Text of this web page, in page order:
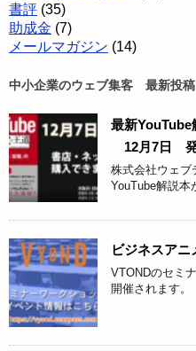
書評 (35)
助成金 (7)
メールマガジン (14)
中小企業のウェブ集客 最新投稿
最新
12月7日
株式会社ウェ
YouTube解説本
ビジネスア
VTONDのセミ
開催されます